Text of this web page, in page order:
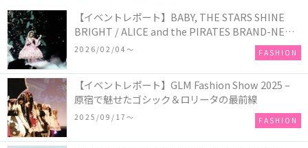
【イベントレポート】BABY, THE STARS SHINE
BRIGHT / ALICE and the PIRATES BRAND-NEW
COLLECTION in TOKYO
2026/02/04〜 FASHION
【イベントレポート】GLM Fashion Show 2025 –
原宿で魅せたゴシック＆ロリータの最前線
2025/09/17〜 FASHION